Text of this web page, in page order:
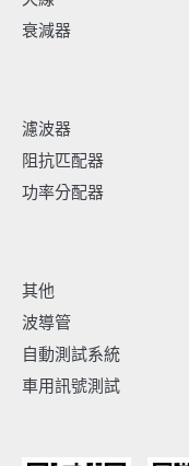
衰減器
濾波器
阻抗匹配器
功率分配器
其他
波導管
自動測試系統
車用訊號測試